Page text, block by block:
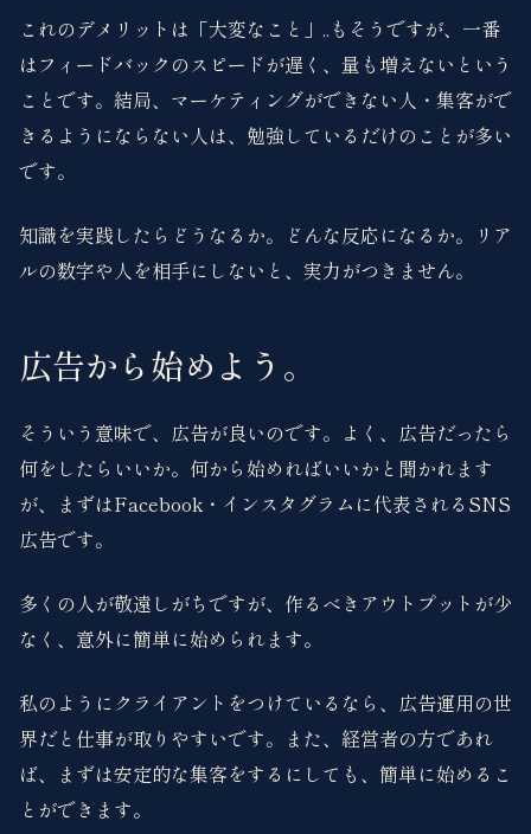
これのデメリットは「大変なこと」..もそうですが、一番
はフィードバックのスピードが遅く、量も増えないという
ことです。結局、マーケティングができない人・集客がで
きるようにならない人は、勉強しているだけのことが多い
です。
知識を実践したらどうなるか。どんな反応になるか。リア
ルの数字や人を相手にしないと、実力がつきません。
広告から始めよう。
そういう意味で、広告が良いのです。よく、広告だったら
何をしたらいいか。何から始めればいいかと聞かれます
が、まずはFacebook・インスタグラムに代表されるSNS
広告です。
多くの人が敬遠しがちですが、作るべきアウトプットが少
なく、意外に簡単に始められます。
私のようにクライアントをつけているなら、広告運用の世
界だと仕事が取りやすいです。また、経営者の方であれ
ば、まずは安定的な集客をするにしても、簡単に始めるこ
とができます。